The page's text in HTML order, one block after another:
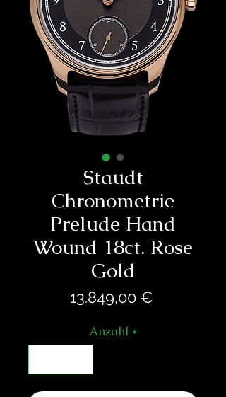
Staudt
Chronometrie
Prelude Hand
Wound 18ct. Rose
Gold
13.849,00 €Preis
Anzahl *